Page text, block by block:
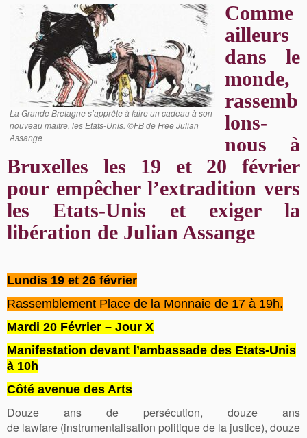
La Grande Bretagne s’apprête à faire un cadeau à son
nouveau maître, les Etats-Unis. ©FB de Free Julian
Assange
Comme
ailleurs
dans le
monde,
rassemb
lons-
nous à
Bruxelles les 19 et 20 février
pour empêcher l’extradition vers
les Etats-Unis et exiger la
libération de Julian Assange
Lundis 19 et 26 février
Rassemblement Place de la Monnaie de 17 à 19h.
Mardi 20 Février – Jour X
Manifestation devant l’ambassade des Etats-Unis
à 10h
Côté avenue des Arts
Douze ans de persécution, douze ans
de lawfare (instrumentalisation politique de la justice), douze